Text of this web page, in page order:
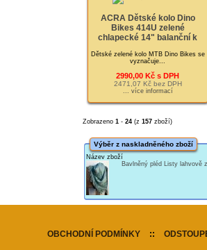
ACRA Dětské kolo Dino
Bikes 414U zelené
chlapecké 14" balanční k
Dětské zelené kolo MTB Dino Bikes se
vyznačuje...
2990,00 Kč s DPH
2471,07 Kč bez DPH
... více informací
Zobrazeno 1 - 24(z 157zboží)
Výběr z naskladněného zboží
Název zboží
Bavlněný pléd Listy lahvově
OBCHODNÍ PODMÍNKY ::